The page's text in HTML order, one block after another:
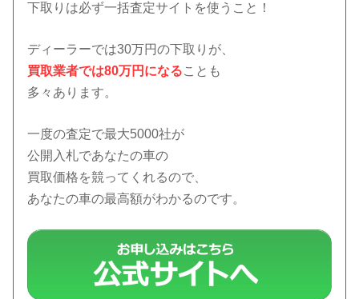
下取りは必ず一括査定サイトを使うこと！
ディーラーでは30万円の下取りが、
買取業者では80万円になることも
多々あります。
一度の査定で最大5000社が
公開入札であなたの車の
買取価格を競ってくれるので、
あなたの車の最高額がわかるのです。